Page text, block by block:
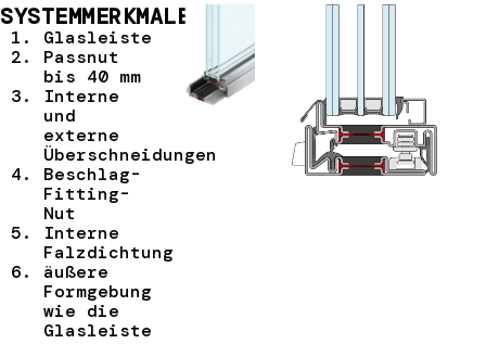
SYSTEMMERKMALE
Glasleiste
Passnut
bis 40 mm
Interne
und
externe
Überschneidungen
Beschlag-
Fitting-
Nut
Interne
Falzdichtung
äußere
Formgebung
wie die
Glasleiste